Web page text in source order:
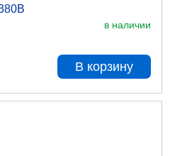
в наличии
В корзину